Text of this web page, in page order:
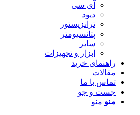
آی سی
دیود
ترانزیستور
پتانسیومتر
سایر
ابزار و تجهیزات
راهنمای خرید
مقالات
تماس با ما
جست و جو
منو منو